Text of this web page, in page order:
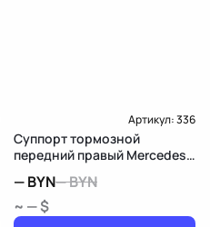
Артикул:336
Суппорт тормозной
передний правый Mercedes-
—BYN—BYN
~ — $